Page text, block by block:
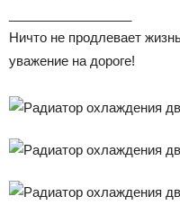
Ничто не продлевает
уважение на дороге!